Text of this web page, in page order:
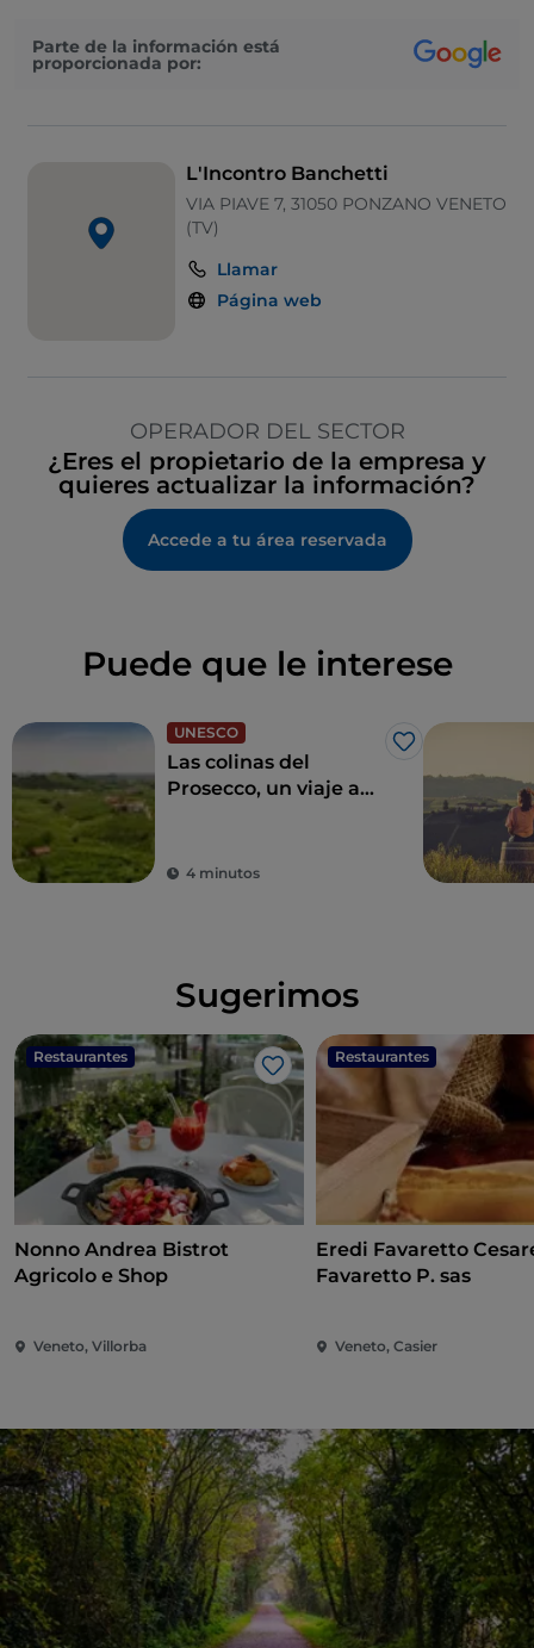
Parte de la información está
proporcionada por:
L'Incontro Banchetti
VIA PIAVE 7, 31050 PONZANO VENETO
(TV)
Llamar
Página web
OPERADOR DEL SECTOR
¿Eres el propietario de la empresa y
quieres actualizar la información?
Accede a tu área reservada
Puede que le interese
UNESCO
Me gusta
Las colinas del
Prosecco, un viaje a
4 minutos
Sugerimos
Restaurantes
Me gusta
Nonno Andrea Bistrot
Agricolo e Shop
Veneto, Villorba
Restaurantes
Eredi Favaretto
Favaretto P. sas
Veneto, Casier